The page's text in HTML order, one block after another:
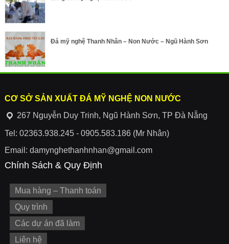
Đá mỹ nghệ Thanh Nhân – Non Nước – Ngũ Hành Sơn
CƠ SỞ SẢN XUẤT ĐÁ MỸ NGHỆ NON NƯỚC
267 Nguyễn Duy Trinh, Ngũ Hành Sơn, TP Đà Nẵng
Tel: 02363.938.245 - 0905.583.186 (Mr Nhân)
Email: damynghethanhnhan@gmail.com
Chính Sách & Quy Định
Mua hàng – Thanh toán
Quy trình
Các dự án đã làm
Liên hệ